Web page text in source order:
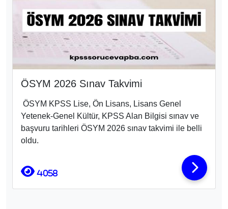
ÖSYM 2026 Sınav Takvimi
ÖSYM KPSS Lise, Ön Lisans, Lisans Genel
Yetenek-Genel Kültür, KPSS Alan Bilgisi sınav ve
başvuru tarihleri ÖSYM 2026 sınav takvimi ile belli
oldu.
4058